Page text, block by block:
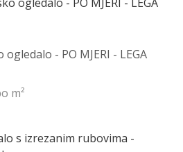
- PO MJERI - LEGA
m²